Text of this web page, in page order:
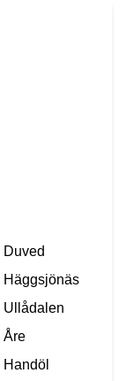
Duved
Häggsjönäs
Ullådalen
Åre
Handöl